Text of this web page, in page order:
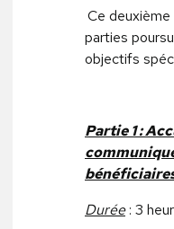
Ce
parties
objectifs
Partie 1 :
Durée: 3